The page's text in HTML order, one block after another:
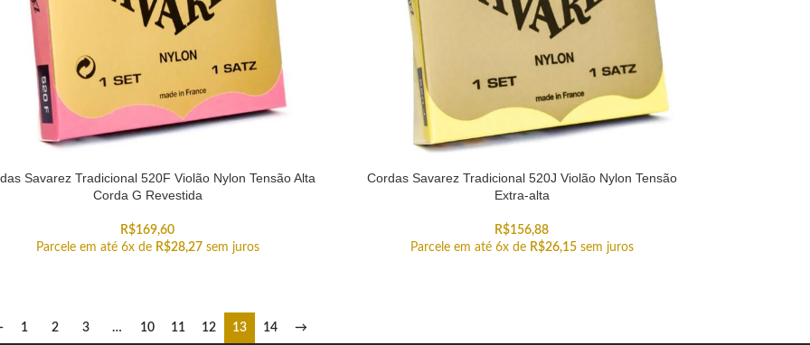
Savarez Tradicional 520F Violão Nylon Tensão Alta
Corda G Revestida
R$169,60
Parcele em até 6x de R$28,27 sem juros
Cordas Savarez Tradicional 520J Violão Nylon Tensão
Extra-alta
R$156,88
Parcele em até 6x de R$26,15 sem juros
1 2 3 … 10 11 12 13 14 →